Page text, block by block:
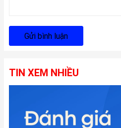
Gửi bình luận
TIN XEM NHIỀU